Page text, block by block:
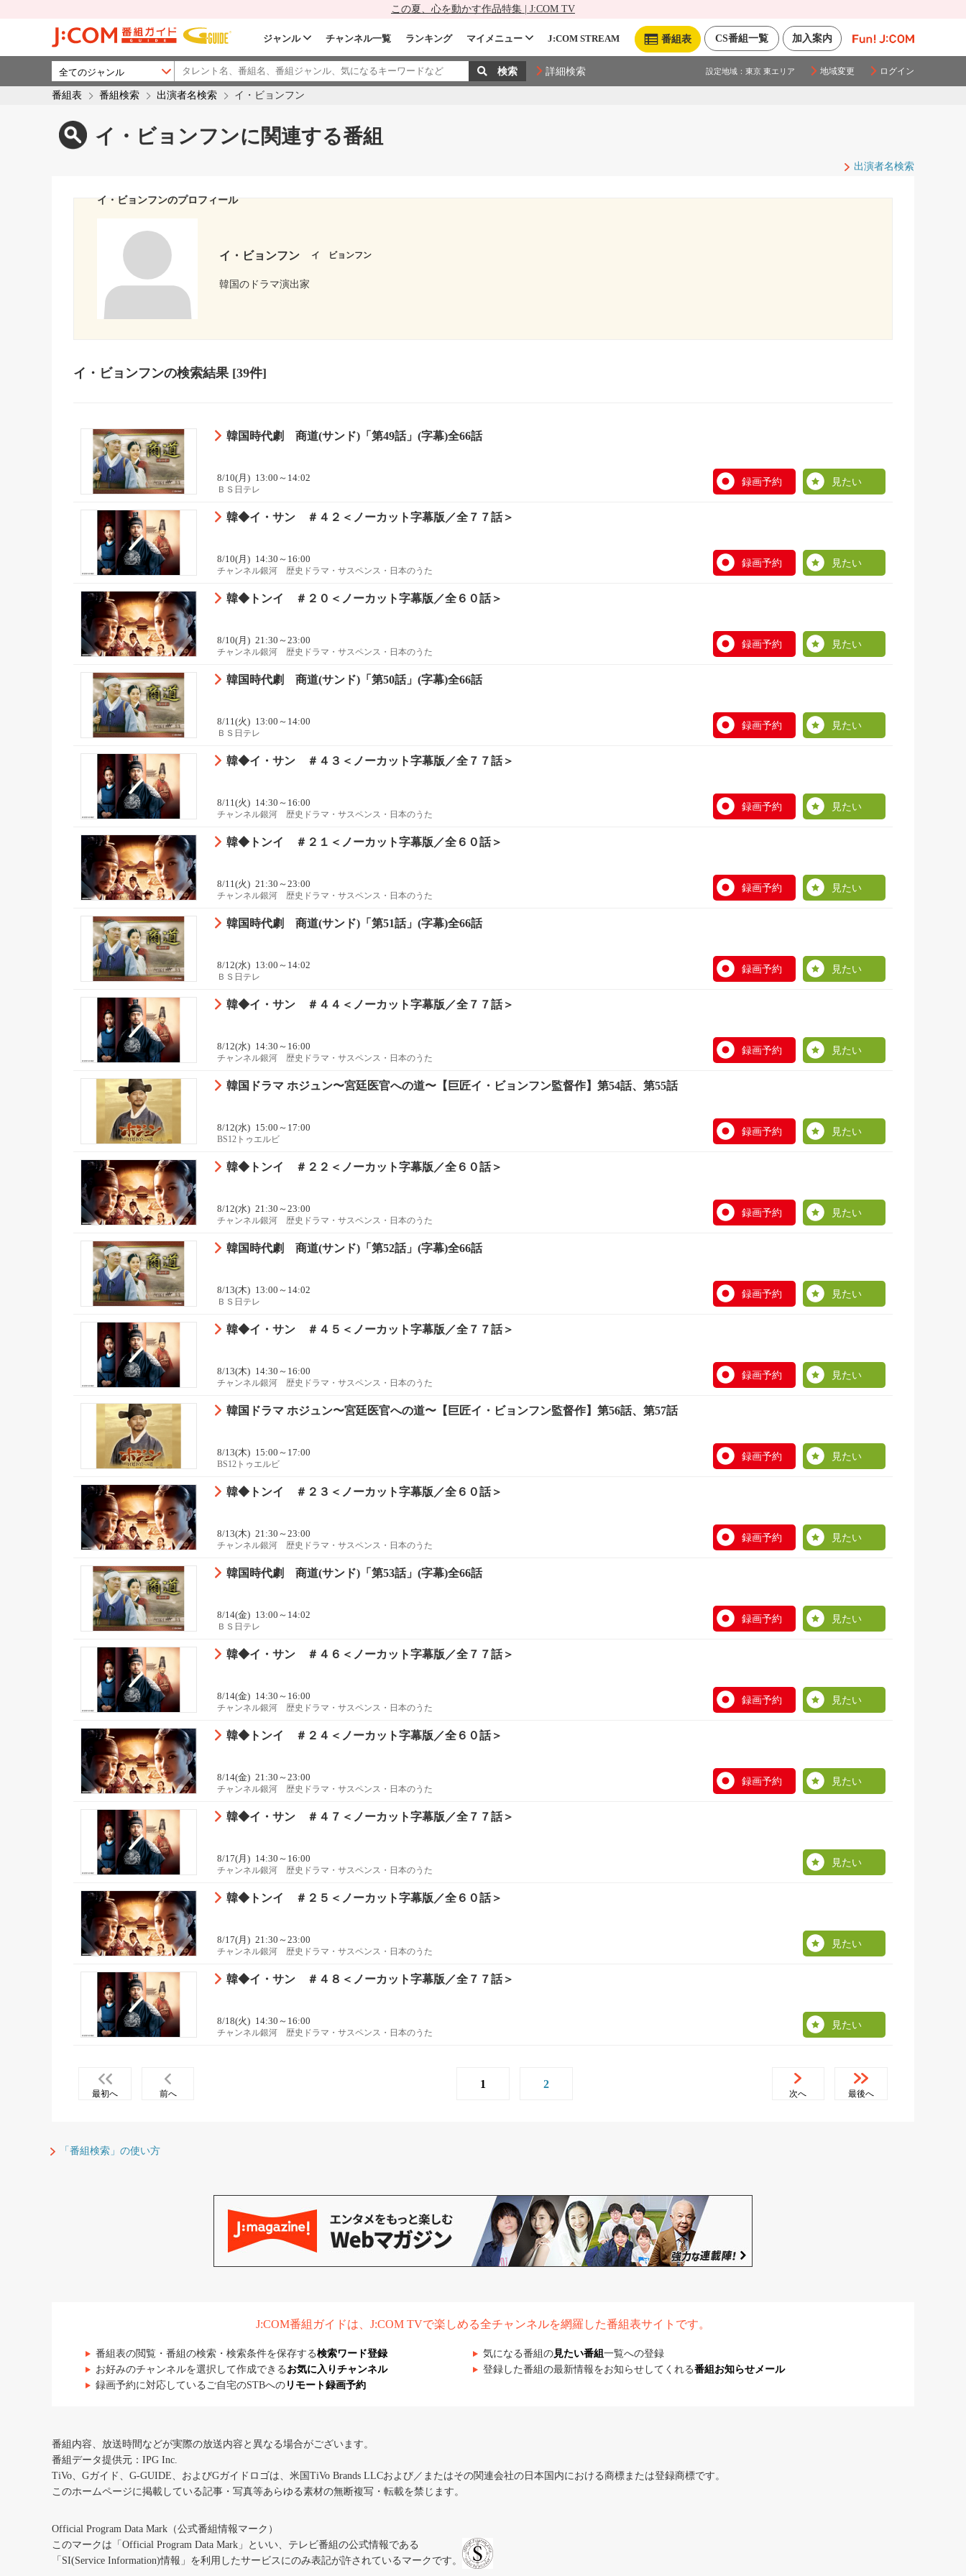
この夏、心を動かす作品特集 | J:COM TV
加入案内
CS番組一覧
番組表
ジャンル チャンネル一覧 ランキング マイメニュー J:COM STREAM
詳細検索 設定地域： 東京 東エリア 地域変更 ログイン
番組表 番組検索 出演者名検索 イ・ビョンフン
イ・ビョンフンに関連する番組
出演者名検索
イ・ビョンフンのプロフィール
イ・ビョンフン イ ビョンフン
韓国のドラマ演出家
イ・ビョンフンの検索結果[39件]
韓国時代劇 商道(サンド)「第49話」(字幕)全66話
8/10(月) 13:00～14:02
ＢＳ日テレ
録画予約 見たい
韓◆イ・サン ＃４２＜ノーカット字幕版／全７７話＞
8/10(月) 14:30～16:00
チャンネル銀河 歴史ドラマ・サスペンス・日本のうた
録画予約 見たい
韓◆トンイ ＃２０＜ノーカット字幕版／全６０話＞
8/10(月) 21:30～23:00
チャンネル銀河 歴史ドラマ・サスペンス・日本のうた
録画予約 見たい
韓国時代劇 商道(サンド)「第50話」(字幕)全66話
8/11(火) 13:00～14:00
ＢＳ日テレ
録画予約 見たい
韓◆イ・サン ＃４３＜ノーカット字幕版／全７７話＞
8/11(火) 14:30～16:00
チャンネル銀河 歴史ドラマ・サスペンス・日本のうた
録画予約 見たい
韓◆トンイ ＃２１＜ノーカット字幕版／全６０話＞
8/11(火) 21:30～23:00
チャンネル銀河 歴史ドラマ・サスペンス・日本のうた
録画予約 見たい
韓国時代劇 商道(サンド)「第51話」(字幕)全66話
8/12(水) 13:00～14:02
ＢＳ日テレ
録画予約 見たい
韓◆イ・サン ＃４４＜ノーカット字幕版／全７７話＞
8/12(水) 14:30～16:00
チャンネル銀河 歴史ドラマ・サスペンス・日本のうた
録画予約 見たい
韓国ドラマ ホジュン〜宮廷医官への道〜【巨匠イ・ビョンフン監督作】第54話、第55話
8/12(水) 15:00～17:00
BS12トゥエルビ
録画予約 見たい
韓◆トンイ ＃２２＜ノーカット字幕版／全６０話＞
8/12(水) 21:30～23:00
チャンネル銀河 歴史ドラマ・サスペンス・日本のうた
録画予約 見たい
韓国時代劇 商道(サンド)「第52話」(字幕)全66話
8/13(木) 13:00～14:02
ＢＳ日テレ
録画予約 見たい
韓◆イ・サン ＃４５＜ノーカット字幕版／全７７話＞
8/13(木) 14:30～16:00
チャンネル銀河 歴史ドラマ・サスペンス・日本のうた
録画予約 見たい
韓国ドラマ ホジュン〜宮廷医官への道〜【巨匠イ・ビョンフン監督作】第56話、第57話
8/13(木) 15:00～17:00
BS12トゥエルビ
録画予約 見たい
韓◆トンイ ＃２３＜ノーカット字幕版／全６０話＞
8/13(木) 21:30～23:00
チャンネル銀河 歴史ドラマ・サスペンス・日本のうた
録画予約 見たい
韓国時代劇 商道(サンド)「第53話」(字幕)全66話
8/14(金) 13:00～14:02
ＢＳ日テレ
録画予約 見たい
韓◆イ・サン ＃４６＜ノーカット字幕版／全７７話＞
8/14(金) 14:30～16:00
チャンネル銀河 歴史ドラマ・サスペンス・日本のうた
録画予約 見たい
韓◆トンイ ＃２４＜ノーカット字幕版／全６０話＞
8/14(金) 21:30～23:00
チャンネル銀河 歴史ドラマ・サスペンス・日本のうた
録画予約 見たい
韓◆イ・サン ＃４７＜ノーカット字幕版／全７７話＞
8/17(月) 14:30～16:00
チャンネル銀河 歴史ドラマ・サスペンス・日本のうた
見たい
韓◆トンイ ＃２５＜ノーカット字幕版／全６０話＞
8/17(月) 21:30～23:00
チャンネル銀河 歴史ドラマ・サスペンス・日本のうた
見たい
韓◆イ・サン ＃４８＜ノーカット字幕版／全７７話＞
8/18(火) 14:30～16:00
チャンネル銀河 歴史ドラマ・サスペンス・日本のうた
見たい
最初へ 前へ
1 2
次へ 最後へ
「番組検索」の使い方
J:COM番組ガイドは、J:COM TVで楽しめる全チャンネルを網羅した番組表サイトです。
番組表の閲覧・番組の検索・検索条件を保存する検索ワード登録 気になる番組の見たい番組 一覧への登録
お好みのチャンネルを選択して作成できる お気に入りチャンネル 登録した番組の最新情報をお知らせしてくれる番組お知らせメール
録画予約に対応しているご自宅のSTBへの リモート録画予約
番組内容、放送時間などが実際の放送内容と異なる場合がございます。
番組データ提供元：IPG Inc.
TiVo、Gガイド、G-GUIDE、およびGガイドロゴは、米国TiVo Brands LLCおよび／またはその関連会社の日本国内における商標または登録商標です。
このホームページに掲載している記事・写真等あらゆる素材の無断複写・転載を禁じます。
Official Program Data Mark（公式番組情報マーク）
このマークは「Official Program Data Mark」といい、テレビ番組の公式情報である
「SI(Service Information)情報」を利用したサービスにのみ表記が許されているマークです。